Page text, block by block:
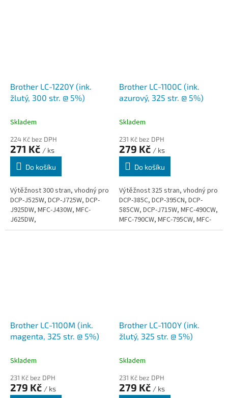
Brother LC-1220Y (ink.
žlutý, 300 str. @ 5%)
Skladem
224 Kč bez DPH
271 Kč / ks
Do košíku
Výtěžnost 300 stran, vhodný pro
DCP-J525W, DCP-J725W, DCP-
J925DW, MFC-J430W, MFC-
J625DW,
Brother LC-1100C (ink.
azurový, 325 str. @ 5%)
Skladem
231 Kč bez DPH
279 Kč / ks
Do košíku
Výtěžnost 325 stran, vhodný pro
DCP-385C, DCP-395CN, DCP-
585CW, DCP-J715W, MFC-490CW,
MFC-790CW, MFC-795CW, MFC-
990CW, MFC-5490CN, DCP-
Brother LC-1100M (ink.
magenta, 325 str. @ 5%)
Skladem
231 Kč bez DPH
279 Kč / ks
Brother LC-1100Y (ink.
žlutý, 325 str. @ 5%)
Skladem
231 Kč bez DPH
279 Kč / ks